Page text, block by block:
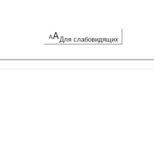
Для слабовидящих